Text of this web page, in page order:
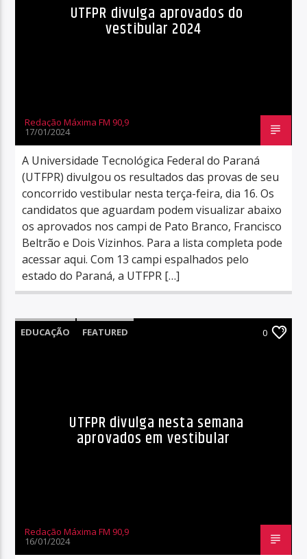
UTFPR divulga aprovados do
vestibular 2024
Redação Máxima FM 90,9
17/01/2024
A Universidade Tecnológica Federal do Paraná
(UTFPR) divulgou os resultados das provas de seu
concorrido vestibular nesta terça-feira, dia 16. Os
candidatos que aguardam podem visualizar abaixo
os aprovados nos campi de Pato Branco, Francisco
Beltrão e Dois Vizinhos. Para a lista completa pode
acessar aqui. Com 13 campi espalhados pelo
estado do Paraná, a UTFPR […]
EDUCAÇÃO FEATURED 0
UTFPR divulga nesta semana
aprovados em vestibular
Redação Máxima FM 90,9
16/01/2024